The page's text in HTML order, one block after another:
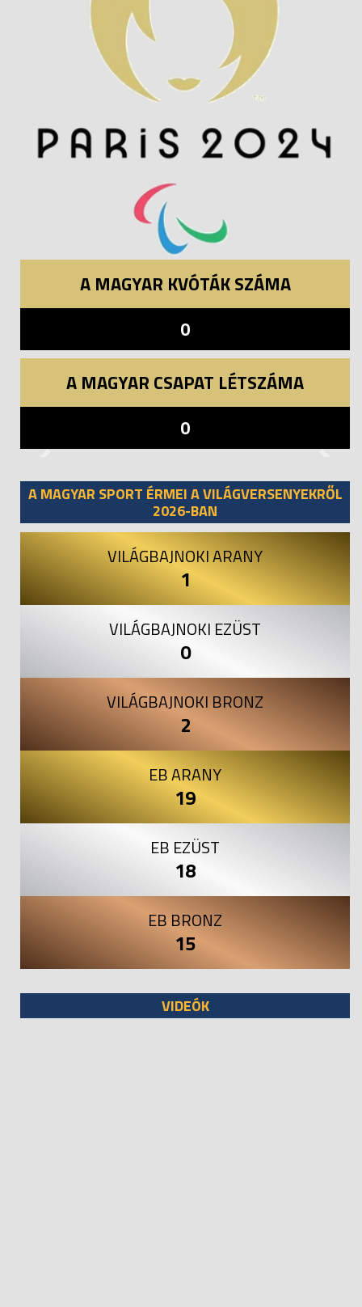
A MAGYAR KVÓTÁK SZÁMA
0
A MAGYAR CSAPAT LÉTSZÁMA
0
A MAGYAR SPORT ÉRMEI A VILÁGVERSENYEKRŐL
2026-BAN
VILÁGBAJNOKI ARANY
1
VILÁGBAJNOKI EZÜST
0
VILÁGBAJNOKI BRONZ
2
EB ARANY
19
EB EZÜST
18
EB BRONZ
15
VIDEÓK